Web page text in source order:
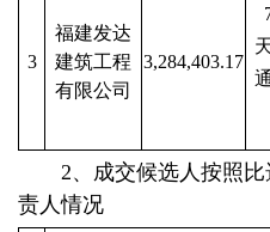
3
福建发达
建筑工程
有限公司
3,284,403.17
2、成交候选人按照
责人情况